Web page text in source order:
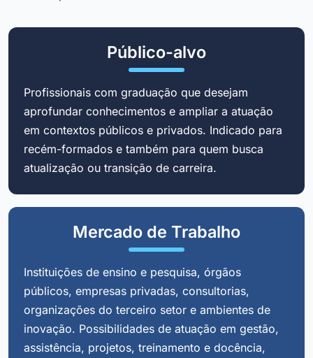
Público-alvo
Profissionais com graduação que desejam
aprofundar conhecimentos e ampliar a atuação
em contextos públicos e privados. Indicado para
recém-formados e também para quem busca
atualização ou transição de carreira.
Mercado de Trabalho
Instituições de ensino e pesquisa, órgãos
públicos, empresas privadas, consultorias,
organizações do terceiro setor e ambientes de
inovação. Possibilidades de atuação em gestão,
assistência, projetos, treinamento e docência,